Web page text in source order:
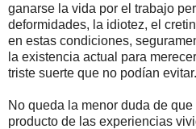
ganarse la vida por el trabajo
deformidades, la idiotez, el
en estas condiciones,
la existencia actual para
triste suerte que no podían evitar.
No queda la menor duda de
producto de las experiencias